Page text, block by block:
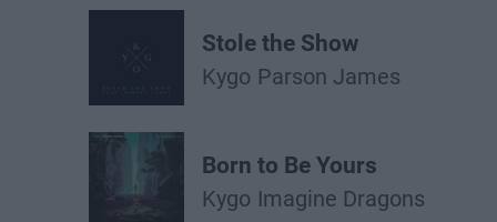
Stole the Show
Kygo Parson James
Born to Be Yours
Kygo Imagine Dragons